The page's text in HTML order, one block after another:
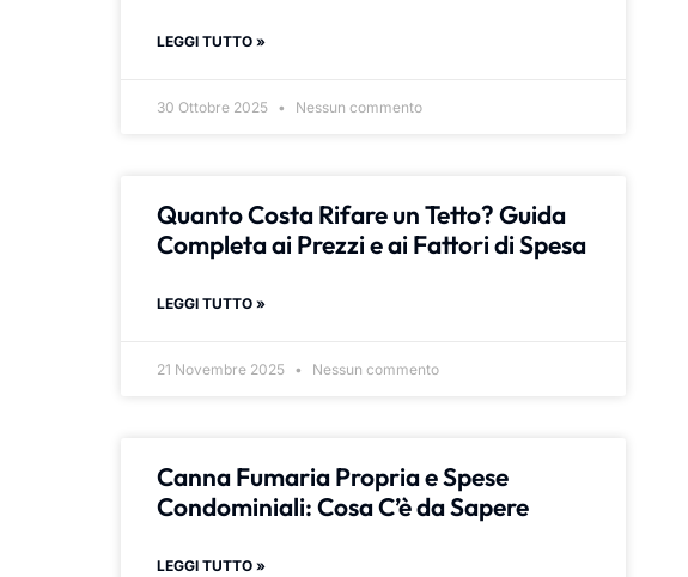
LEGGI TUTTO »
30 Ottobre 2025 Nessun commento
Quanto Costa Rifare un Tetto? Guida
Completa ai Prezzi e ai Fattori di Spesa
LEGGI TUTTO »
21 Novembre 2025 Nessun commento
Canna Fumaria Propria e Spese
Condominiali: Cosa C’è da Sapere
LEGGI TUTTO »